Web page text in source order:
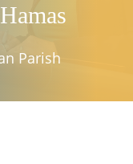
Parish